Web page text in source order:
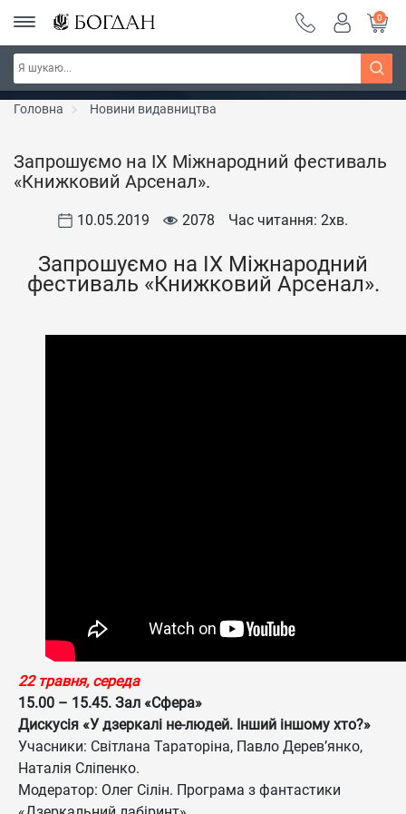
РОЗПРОДАЖ ~ 150 грн ~ 200 грн ~ 250 грн ~
300 грн ~ РОЗПРОДАЖ
Дізнатись більше
0
Головна Новини видавництва
Запрошуємо на IX Міжнародний фестиваль
«Книжковий Арсенал».
10.05.2019 2078 Час читання: 2хв.
Запрошуємо на IX Міжнародний
фестиваль «Книжковий Арсенал».
22 травня, середа
15.00 – 15.45. Зал «Сфера»
Дискусія «У дзеркалі не-людей. Інший іншому хто?»
Учасники: Світлана Тараторіна, Павло Дерев’янко,
Наталія Сліпенко.
Модератор: Олег Сілін. Програма з фантастики